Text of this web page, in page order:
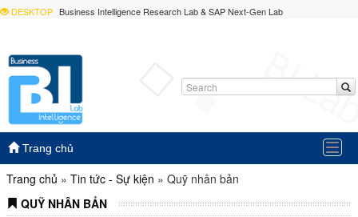
DESKTOP Business Intelligence Research Lab & SAP Next-Gen Lab
Trang chủ
Trang chủ » Tin tức - Sự kiện » Quỹ nhân bản
QUỸ NHÂN BẢN